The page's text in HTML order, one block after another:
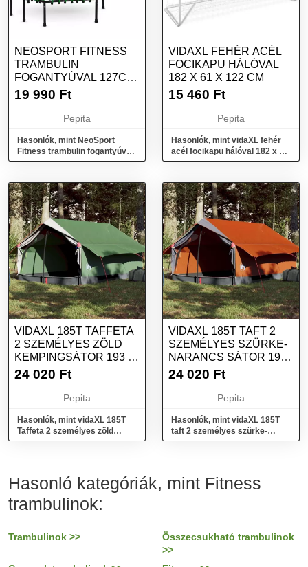
NEOSPORT FITNESS
TRAMBULIN
FOGANTYÚVAL 127CM
- ZÖLD
19 990 Ft
Pepita
Hasonlók, mint NeoSport
Fitness trambulin fogantyúval
127cm - zöld
VIDAXL FEHÉR ACÉL
FOCIKAPU HÁLÓVAL
182 X 61 X 122 CM
15 460 Ft
Pepita
Hasonlók, mint vidaXL fehér
acél focikapu hálóval 182 x 61
x 122 cm
VIDAXL 185T TAFFETA
2 SZEMÉLYES ZÖLD
KEMPINGSÁTOR 193 X
122 X 96 CM
24 020 Ft
Pepita
Hasonlók, mint vidaXL 185T
Taffeta 2 személyes zöld
kempingsátor 193 x 122 x 96
VIDAXL 185T TAFT 2
SZEMÉLYES SZÜRKE-
NARANCS SÁTOR 193
X 122 X 96 CM
24 020 Ft
Pepita
Hasonlók, mint vidaXL 185T
taft 2 személyes szürke-
narancs sátor 193 x 122 x 96
Hasonló kategóriák, mint Fitness
trambulinok:
Trambulinok >>
Összecsukható trambulinok
>>